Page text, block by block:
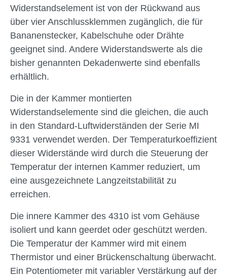
Widerstandselement ist von der Rückwand aus
über vier Anschlussklemmen zugänglich, die für
Bananenstecker, Kabelschuhe oder Drähte
geeignet sind. Andere Widerstandswerte als die
bisher genannten Dekadenwerte sind ebenfalls
erhältlich.
Die in der Kammer montierten
Widerstandselemente sind die gleichen, die auch
in den Standard-Luftwiderständen der Serie MI
9331 verwendet werden. Der Temperaturkoeffizient
dieser Widerstände wird durch die Steuerung der
Temperatur der internen Kammer reduziert, um
eine ausgezeichnete Langzeitstabilität zu
erreichen.
Die innere Kammer des 4310 ist vom Gehäuse
isoliert und kann geerdet oder geschützt werden.
Die Temperatur der Kammer wird mit einem
Thermistor und einer Brückenschaltung überwacht.
Ein Potentiometer mit variabler Verstärkung auf der